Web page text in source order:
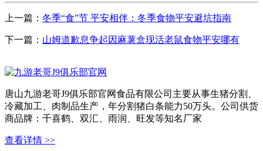
上一篇： 冬季“食”节 平安相伴：冬季食物平安避坑指南
下一篇： 山姆道歉息争起因麻薯盒现活老鼠食物平安哪有
唐山九游老哥J9俱乐部官网食品有限公司主要从事生猪分割、
冷藏加工、肉制品生产，年分割猪白条能力50万头。公司供货
商品牌：千喜鹤、双汇、雨润、旺发等知名厂家
查看详情 >>